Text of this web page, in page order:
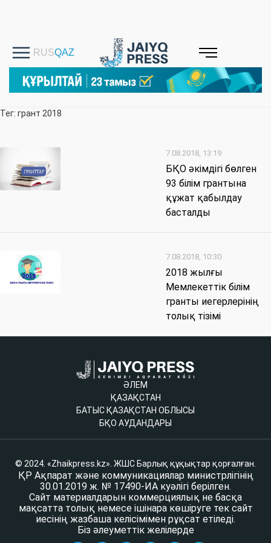
Тег: грант 2018
7.08.2018, 13:19
БҚО әкімдігі бөлген
93 білім грантына
құжат қабылдау
басталды
7.08.2018, 10:30
2018 жылғы
Мемлекеттік білім
гранты иегерлерінің
толық тізімі
ӘЛЕМ
ҚАЗАҚСТАН
БАТЫС ҚАЗАҚСТАН ОБЛЫСЫ
БҚО АУДАНДАРЫ
© 2024. «Zhaikpress.kz». ЖШС Барлық құқықтар қорғалған.
ҚР Ақпарат және коммуникациялар министрлігінің
30.01.2019 ж. № 17490-ИА куәлігі берілген.
Сайт материалдарын коммерциялық не басқа
мақсатта толық немесе ішінара көшіруге тек сайт
иесінің жазбаша келісімімен рұқсат етіледі.
Біз әлеуметтік желілерде